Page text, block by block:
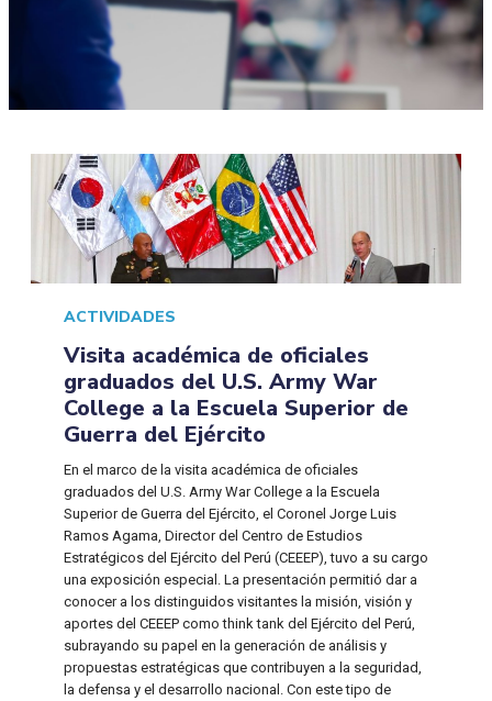
ACTIVIDADES
Visita académica de oficiales
graduados del U.S. Army War
College a la Escuela Superior de
Guerra del Ejército
En el marco de la visita académica de oficiales
graduados del U.S. Army War College a la Escuela
Superior de Guerra del Ejército, el Coronel Jorge Luis
Ramos Agama, Director del Centro de Estudios
Estratégicos del Ejército del Perú (CEEEP), tuvo a su cargo
una exposición especial. La presentación permitió dar a
conocer a los distinguidos visitantes la misión, visión y
aportes del CEEEP como think tank del Ejército del Perú,
subrayando su papel en la generación de análisis y
propuestas estratégicas que contribuyen a la seguridad,
la defensa y el desarrollo nacional. Con este tipo de